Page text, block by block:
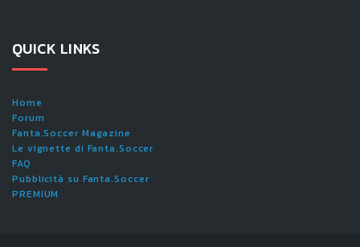
QUICK LINKS
Home
Forum
Fanta.Soccer Magazine
Le vignette di Fanta.Soccer
FAQ
Pubblicità su Fanta.Soccer
PREMIUM